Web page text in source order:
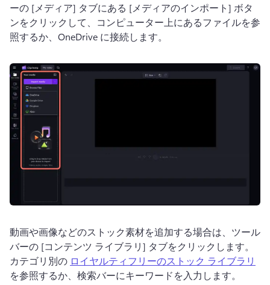
ーの [メディア] タブにある [メディアのインポート] ボタ
ンをクリックして、コンピューター上にあるファイルを参
照するか、OneDrive に接続します。
動画や画像などのストック素材を追加する場合は、ツール
バーの [コンテンツ ライブラリ] タブをクリックします。
カテゴリ別の ロイヤルティフリーのストック ライブラリ
を参照するか、検索バーにキーワードを入力します。